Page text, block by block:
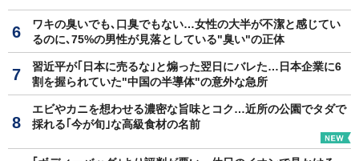
ワキの臭いでも､口臭でもない…女性の大半が不潔と感じてい
るのに､75%の男性が見落としている"臭い"の正体
習近平が｢日本に売るな｣と煽った翌日にバレた…日本企業に6
割を握られていた"中国の半導体"の意外な急所
エビやカニを想わせる濃密な旨味とコク…近所の公園でタダで
採れる｢今が旬｣な高級食材の名前